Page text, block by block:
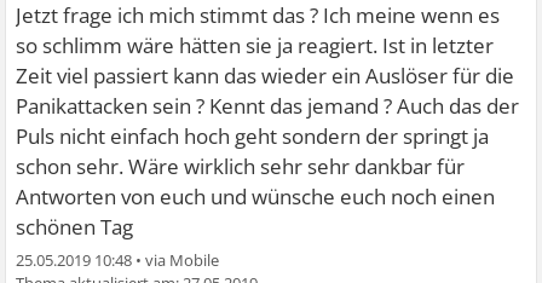
Jetzt frage ich mich stimmt das ? Ich meine wenn es
so schlimm wäre hätten sie ja reagiert. Ist in letzter
Zeit viel passiert kann das wieder ein Auslöser für die
Panikattacken sein ? Kennt das jemand ? Auch das der
Puls nicht einfach hoch geht sondern der springt ja
schon sehr. Wäre wirklich sehr sehr dankbar für
Antworten von euch und wünsche euch noch einen
schönen Tag
25.05.2019 10:48 •